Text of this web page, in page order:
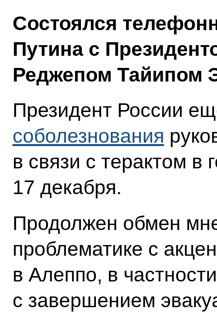
Состоялся
Путина с
Реджепом Тайипом
Президент России
соболезнования
в связи с терактом в
17 декабря.
Продолжен обмен
проблематике с
в Алеппо, в
с завершением